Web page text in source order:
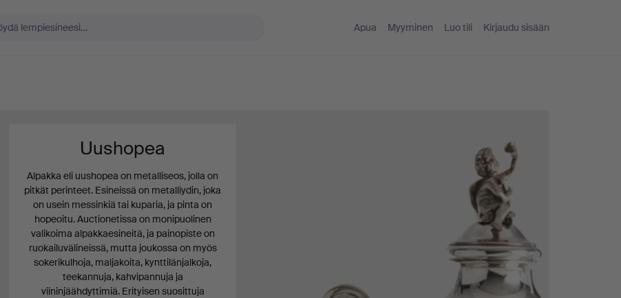
Apua Myyminen Luo tili Kirjaudu sisään
Uushopea
Alpakka eli uushopea on metalliseos, jolla on
pitkät perinteet. Esineissä on metalliydin, joka
on usein messinkiä tai kuparia, ja pinta on
hopeoitu. Auctionetissa on monipuolinen
valikoima alpakkaesineitä, ja painopiste on
ruokailuvälineissä, mutta joukossa on myös
sokerikulhoja, maljakoita, kynttilänjalkoja,
teekannuja, kahvipannuja ja
viininjäähdyttimiä. Erityisen suosittuja